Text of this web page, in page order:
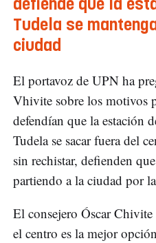
defiende que la
Tudela se
ciudad
El portavoz de UPN ha
Vhivite sobre los motivos
defendían que la estación
Tudela se sacar fuera del
sin rechistar, defienden
partiendo a la ciudad por
El consejero Óscar Chivite
el centro es la mejor